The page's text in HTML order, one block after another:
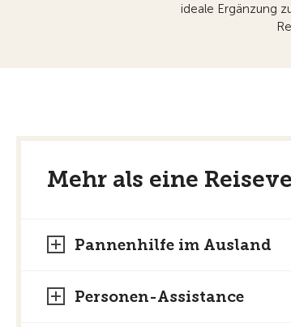
ideale Ergänzung
Mehr als eine
Pannenhilfe im Ausland
Personen-Assistance